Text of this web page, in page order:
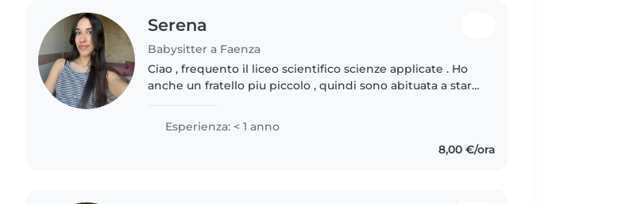
Serena
Babysitter a Faenza
Ciao , frequento il liceo scientifico scienze applicate . Ho
anche un fratello piu piccolo , quindi sono abituata a stare
responsabile..
Esperienza: < 1 anno
8,00 €/ora